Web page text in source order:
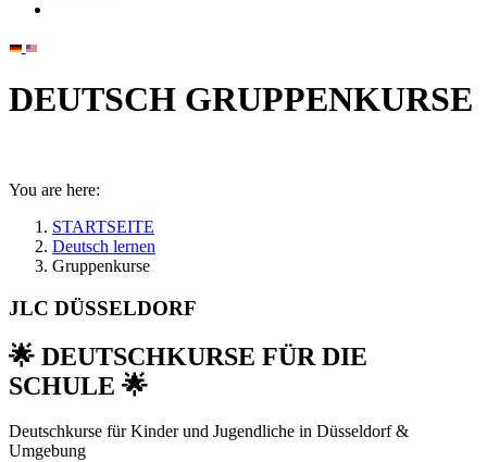
DEUTSCH GRUPPENKURSE
You are here:
STARTSEITE
Deutsch lernen
Gruppenkurse
JLC DÜSSELDORF
🌟 DEUTSCHKURSE FÜR DIE
SCHULE 🌟
Deutschkurse für Kinder und Jugendliche in Düsseldorf &
Umgebung